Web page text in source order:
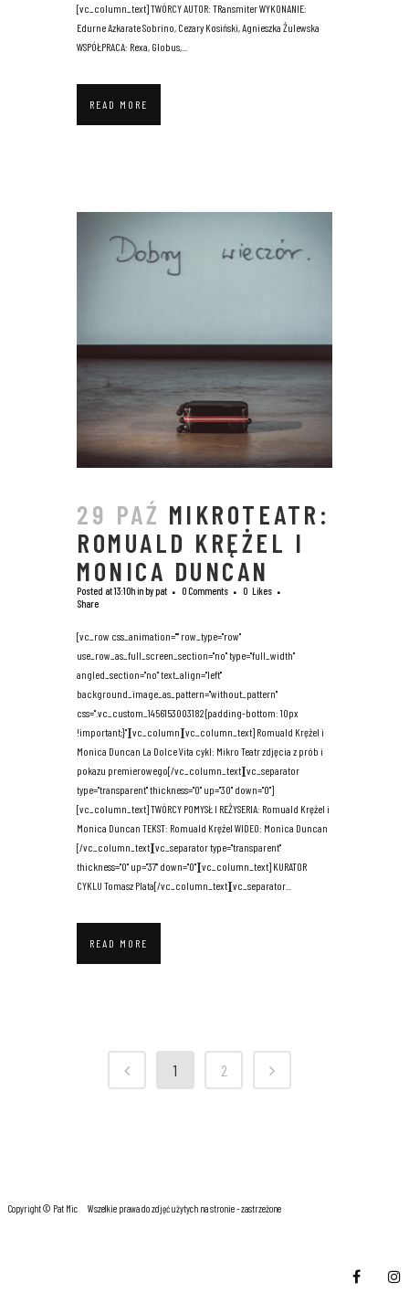
[vc_column_text] TWÓRCY AUTOR: TRansmiter WYKONANIE:
Edurne Azkarate Sobrino, Cezary Kosiński, Agnieszka Żulewska
WSPÓŁPRACA: Rexa, Globus,...
READ MORE
29 PAŹ MIKROTEATR:
ROMUALD KRĘŻEL I
MONICA DUNCAN
Posted at 13:10hinbypat 0 Comments 0 Likes
Share
[vc_row css_animation="" row_type="row"
use_row_as_full_screen_section="no" type="full_width"
angled_section="no" text_align="left"
background_image_as_pattern="without_pattern"
css=".vc_custom_1456153003182{padding-bottom: 10px
!important;}"][vc_column][vc_column_text] Romuald Krężel i
Monica Duncan La Dolce Vita cykl: Mikro Teatr zdjęcia z prób i
pokazu premierowego[/vc_column_text][vc_separator
type="transparent" thickness="0" up="30" down="0"]
[vc_column_text] TWÓRCY POMYSŁ I REŻYSERIA: Romuald Krężel i
Monica Duncan TEKST: Romuald Krężel WIDEO: Monica Duncan
[/vc_column_text][vc_separator type="transparent"
thickness="0" up="37" down="0"][vc_column_text] KURATOR
CYKLU Tomasz Plata[/vc_column_text][vc_separator...
READ MORE
1 2
Copyright © Pat Mic Wszelkie prawa do zdjęć użytych na stronie - zastrzeżone